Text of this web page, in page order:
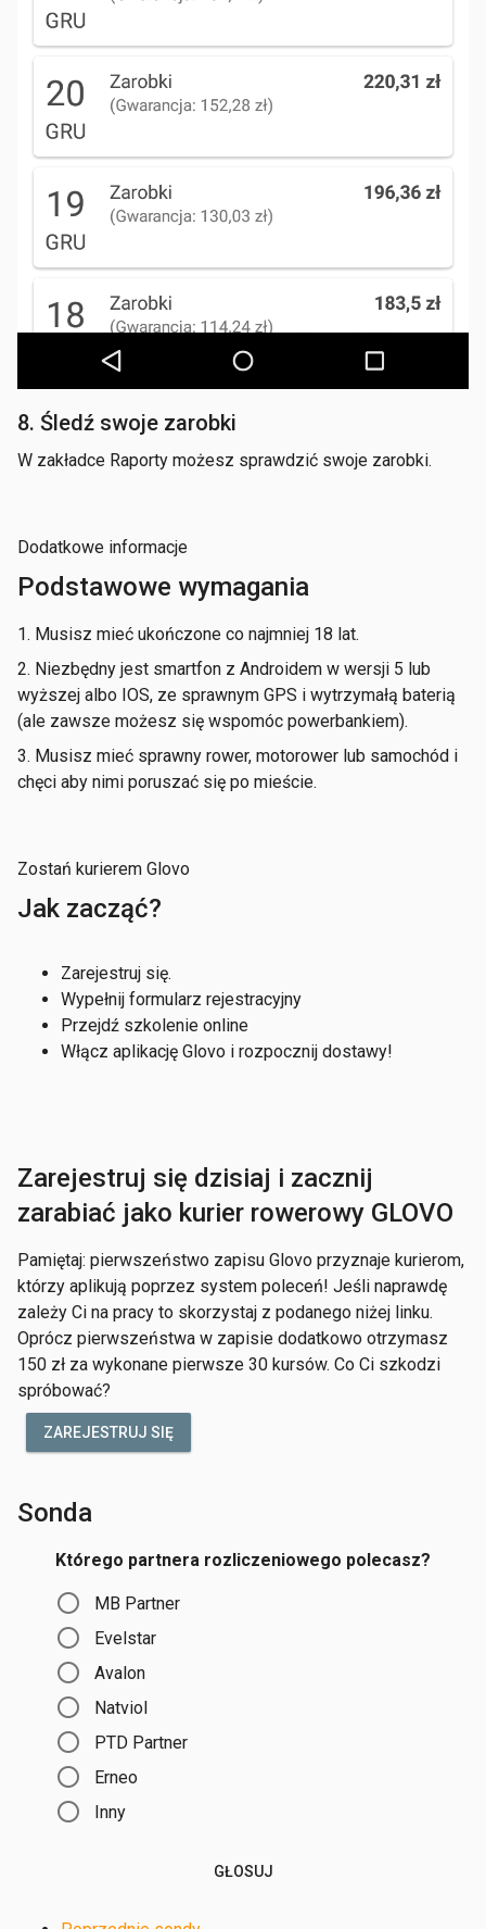
8. Śledź swoje zarobki
W zakładce Raporty możesz sprawdzić swoje zarobki.
Dodatkowe informacje
Podstawowe wymagania
1. Musisz mieć ukończone co najmniej 18 lat.
2. Niezbędny jest smartfon z Androidem w wersji 5 lub
wyższej albo IOS, ze sprawnym GPS i wytrzymałą baterią
(ale zawsze możesz się wspomóc powerbankiem).
3. Musisz mieć sprawny rower, motorower lub samochód i
chęci aby nimi poruszać się po mieście.
Zostań kurierem Glovo
Jak zacząć?
Zarejestruj się.
Wypełnij formularz rejestracyjny
Przejdź szkolenie online
Włącz aplikację Glovo i rozpocznij dostawy!
Zarejestruj się dzisiaj i zacznij
zarabiać jako kurier rowerowy GLOVO
Pamiętaj: pierwszeństwo zapisu Glovo przyznaje kurierom,
którzy aplikują poprzez system poleceń! Jeśli naprawdę
zależy Ci na pracy to skorzystaj z podanego niżej linku.
Oprócz pierwszeństwa w zapisie dodatkowo otrzymasz
150 zł za wykonane pierwsze 30 kursów. Co Ci szkodzi
spróbować?
ZAREJESTRUJ SIĘ
Sonda
Którego partnera rozliczeniowego polecasz?
ChoicesMB Partner
Evelstar
Avalon
Natviol
PTD Partner
Erneo
Inny